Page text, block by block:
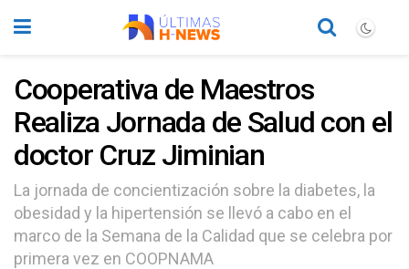
Cooperativa de Maestros
Realiza Jornada de Salud con el
doctor Cruz Jiminian
La jornada de concientización sobre la diabetes, la
obesidad y la hipertensión se llevó a cabo en el
marco de la Semana de la Calidad que se celebra por
primera vez en COOPNAMA